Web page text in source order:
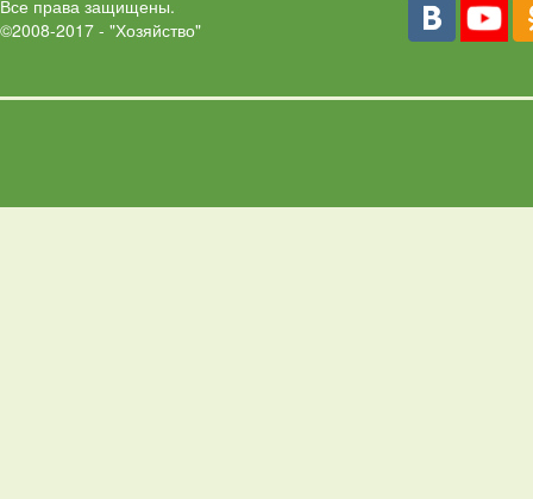
Все права защищены.
©2008-2017 - "Хозяйство"